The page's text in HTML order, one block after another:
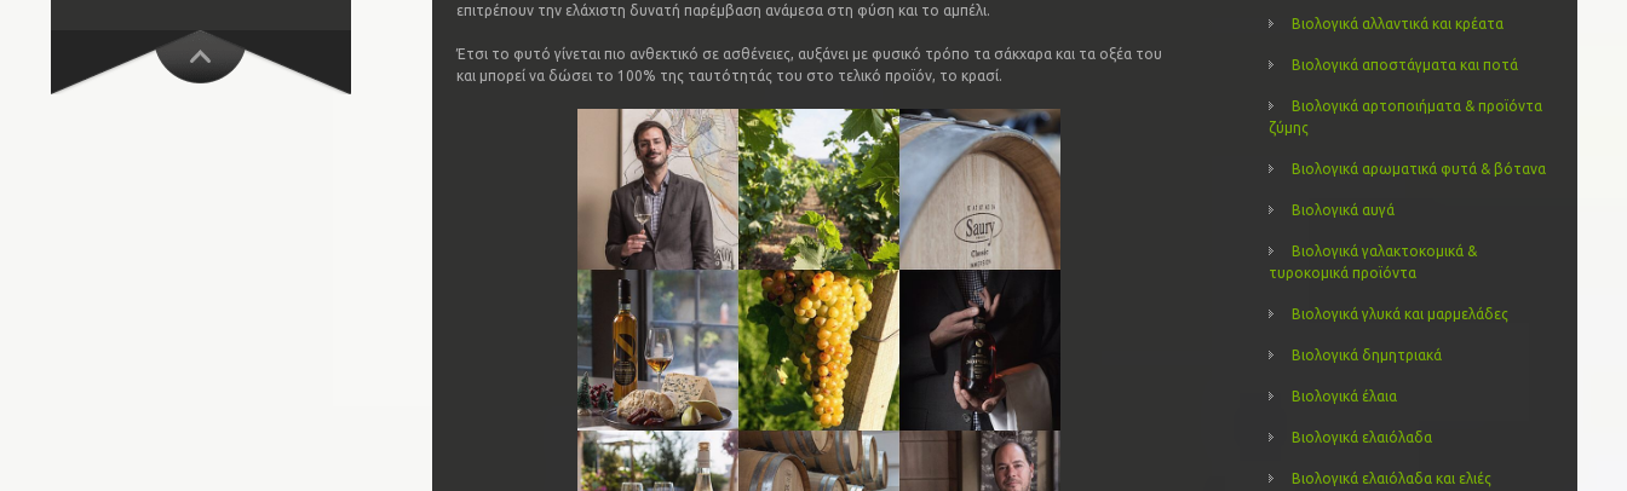
επιτρέπουν την ελάχιστη δυνατή παρέμβαση ανάμεσα στη φύση και το αμπέλι.
Έτσι το φυτό γίνεται πιο ανθεκτικό σε ασθένειες, αυξάνει με φυσικό τρόπο τα σάκχαρα και τα οξέα του
και μπορεί να δώσει το 100% της ταυτότητάς του στο τελικό προϊόν, το κρασί.
Βιολογικά αλλαντικά και κρέατα
Βιολογικά αποστάγματα και ποτά
Βιολογικά αρτοποιήματα & προϊόντα
ζύμης
Βιολογικά αρωματικά φυτά & βότανα
Βιολογικά αυγά
Βιολογικά γαλακτοκομικά &
τυροκομικά προϊόντα
Βιολογικά γλυκά και μαρμελάδες
Βιολογικά δημητριακά
Βιολογικά έλαια
Βιολογικά ελαιόλαδα
Βιολογικά ελαιόλαδα και ελιές